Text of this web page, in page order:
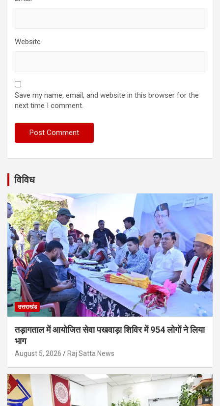
Website
Save my name, email, and website in this browser for the
next time I comment.
विविध
उत्तराखंड
तड़ागताल में आयोजित सेवा पखवाड़ा शिविर में 954 लोगों ने लिया
भाग
August 5, 2026 Raj Satta News